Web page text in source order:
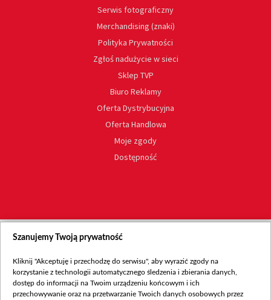
Serwis fotograficzny
Merchandising (znaki)
Polityka Prywatności
Zgłoś nadużycie w sieci
Sklep TVP
Biuro Reklamy
Oferta Dystrybucyjna
Oferta Handlowa
Moje zgody
Dostępność
Szanujemy Twoją prywatność
Kliknij "Akceptuję i przechodzę do serwisu", aby wyrazić zgody na
korzystanie z technologii automatycznego śledzenia i zbierania danych,
dostęp do informacji na Twoim urządzeniu końcowym i ich
przechowywanie oraz na przetwarzanie Twoich danych osobowych przez